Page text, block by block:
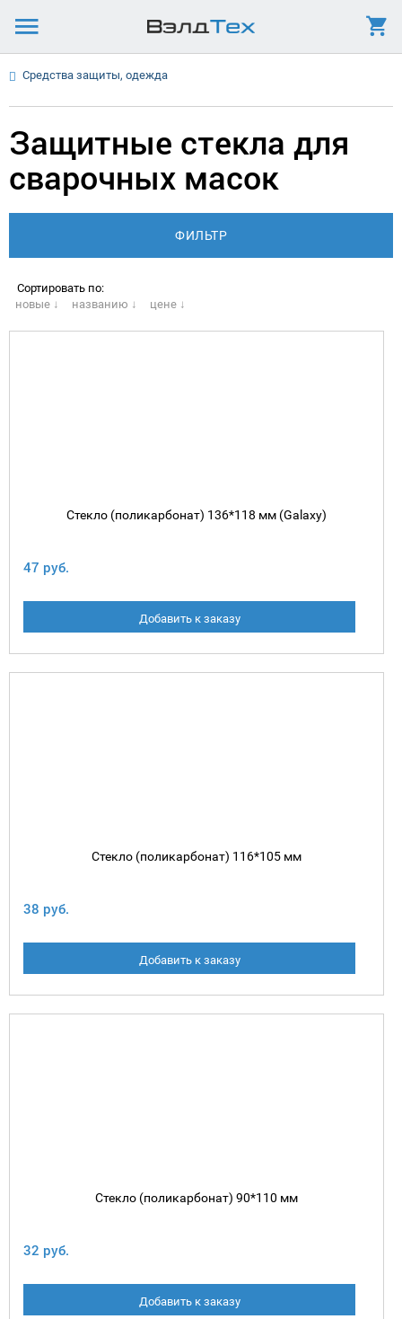
Средства защиты, одежда
Защитные стекла для
сварочных масок
Сортировать по:
новые ↓
названию ↓ цене ↓
Стекло (поликарбонат) 136*118 мм (Galaxy)
47 руб.
Добавить к заказу
Стекло (поликарбонат) 116*105 мм
38 руб.
Добавить к заказу
Стекло (поликарбонат) 90*110 мм
32 руб.
Добавить к заказу